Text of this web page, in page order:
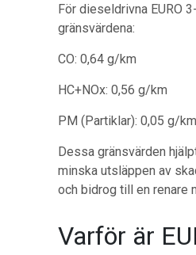
För dieseldrivna EURO
gränsvärdena:
CO: 0,64 g/km
HC+NOx: 0,56 g/km
PM (Partiklar): 0,05 g/km
Dessa gränsvärden
minska utsläppen av
och bidrog till en renare
Varför är